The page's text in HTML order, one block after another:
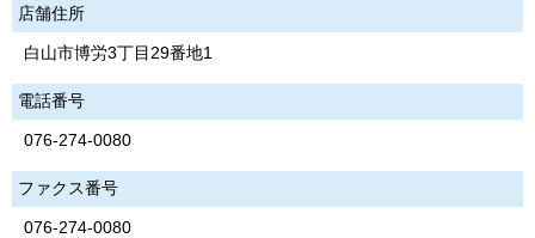
店舗住所
白山市博労3丁目29番地1
電話番号
076-274-0080
ファクス番号
076-274-0080